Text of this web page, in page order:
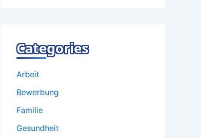
Categories
Arbeit
Bewerbung
Familie
Gesundheit